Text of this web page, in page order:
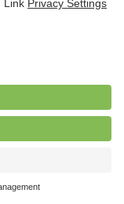
Std./Wo.),